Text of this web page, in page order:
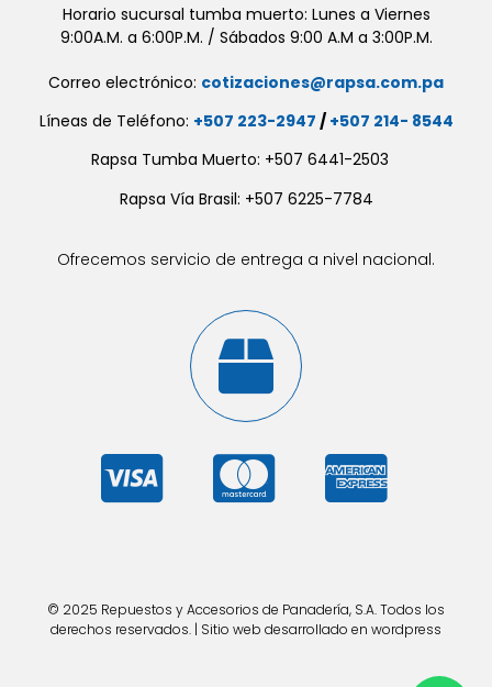
Horario sucursal tumba muerto: Lunes a Viernes
9:00A.M. a 6:00P.M. / Sábados 9:00 A.M a 3:00P.M.
Correo electrónico: cotizaciones@rapsa.com.pa
Líneas de Teléfono: +507 223-2947 / +507 214- 8544
Rapsa Tumba Muerto: +507 6441-2503
Rapsa Vía Brasil: +507 6225-7784
Ofrecemos servicio de entrega a nivel nacional.
© 2025 Repuestos y Accesorios de Panadería, S.A. Todos los
derechos reservados. | Sitio web desarrollado en wordpress